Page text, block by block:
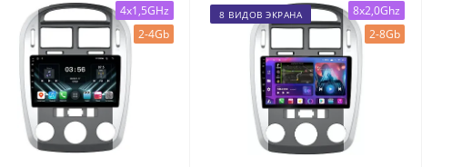
4x1,5GHz
2-4Gb
8 ВИДОВ ЭКРАНА
8x2,0Ghz
2-8Gb